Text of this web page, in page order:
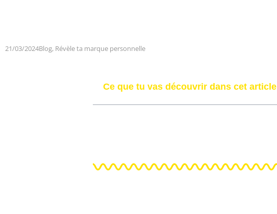
21/03/2024Blog, Révèle ta marque personnelle
Ce que tu vas découvrir dans cet article